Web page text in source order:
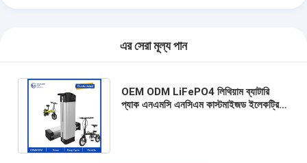
এর সেরা মূল্য পান
OEM ODM LiFePO4 লিথিয়াম ব্যাটারি
প্যাক এনএমসি এনসিএম কাস্টমাইজড ইলেকট্রিক